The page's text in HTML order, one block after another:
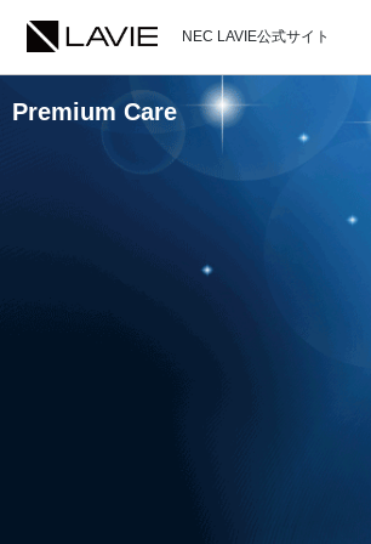
NEC LAVIE公式サイト
Premium Care